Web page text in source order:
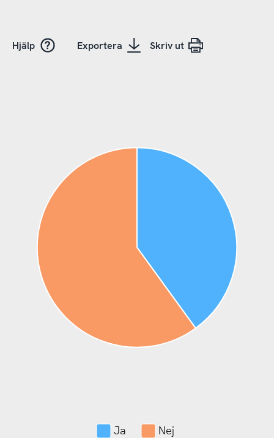
Hjälp Exportera Skriv ut
Ja Nej